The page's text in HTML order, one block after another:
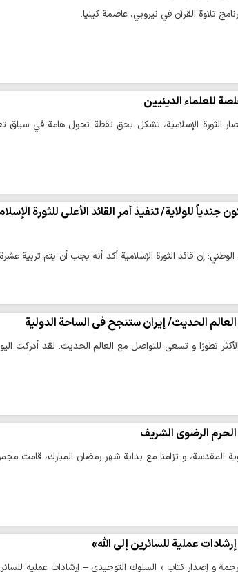
تلاوة القرآن في نيروبي، عاصمة كينيا.
للعلماء الدينيين
الثورة الإسلامية، تشكل بحق نقطة تحول هامة في سياق
للولایة/ تنفيذ أمر القائد الأعلى للثورة
إن قائد الثورة الإسلامية أكد أنه يجب أن يتم تربية
الحديث/ إيران ستنجح في الساحة الدولية
تطورًا و تسعى للتواصل مع العالم الحديث. لقد أدركت
الحرم الرضوي الشریف
المقدسة، و تزامنا مع بداية شهر رمضان المبارك، قامت
عملیة للسائرین إلی الله»
و إصدار كتاب « السلوك التوحيدي – إرشادات عملیة